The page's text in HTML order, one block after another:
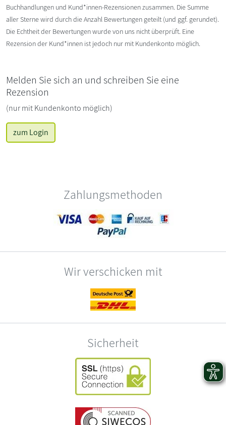
Buchhandlungen und Kund*innen-Rezensionen zusammen. Die Summe
aller Sterne wird durch die Anzahl Bewertungen geteilt (und ggf. gerundet).
Die Echtheit der Bewertungen wurde von uns nicht überprüft. Eine
Rezension der Kund*innen ist jedoch nur mit Kundenkonto möglich.
Melden Sie sich an und schreiben Sie eine
Rezension
(nur mit Kundenkonto möglich)
zum Login
Zahlungsmethoden
Wir verschicken mit
Sicherheit